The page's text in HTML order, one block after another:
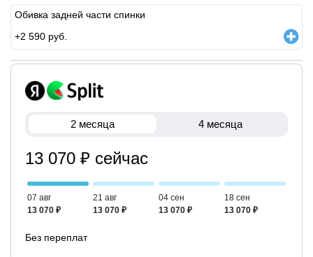
Обивка задней части спинки
+2 590 руб.
2 месяца 4 месяца
13 070 ₽ сейчас
07 авг
13 070 ₽
21 авг
13 070 ₽
04 сен
13 070 ₽
18 сен
13 070 ₽
Без переплат